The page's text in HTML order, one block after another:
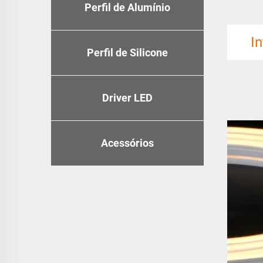
Perfil de Alumínio
Perfil de Silicone
Driver LED
Acessórios